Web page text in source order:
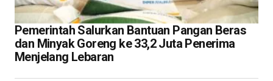
Pemerintah Salurkan Bantuan Pangan Beras
dan Minyak Goreng ke 33,2 Juta Penerima
Menjelang Lebaran